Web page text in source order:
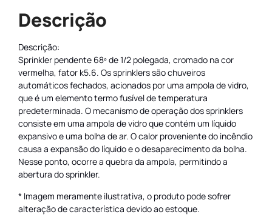
Descrição
Descrição:
Sprinkler pendente 68º de 1/2 polegada, cromado na cor
vermelha, fator k5.6. Os sprinklers são chuveiros
automáticos fechados, acionados por uma ampola de vidro,
que é um elemento termo fusível de temperatura
predeterminada. O mecanismo de operação dos sprinklers
consiste em uma ampola de vidro que contém um líquido
expansivo e uma bolha de ar. O calor proveniente do incêndio
causa a expansão do líquido e o desaparecimento da bolha.
Nesse ponto, ocorre a quebra da ampola, permitindo a
abertura do sprinkler.
* Imagem meramente ilustrativa, o produto pode sofrer
alteração de característica devido ao estoque.